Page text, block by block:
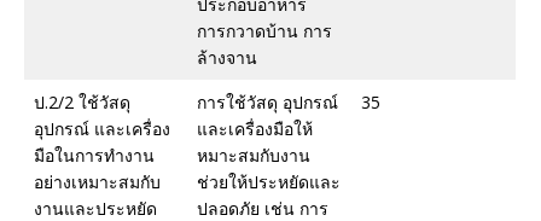
การกวาดบ้าน การ
ล้างจาน
ป.2/2 ใช้วัสดุ
อุปกรณ์ และเครื่อง
มือในการทำงาน
อย่างเหมาะสมกับ
งานและประหยัด
การใช้วัสดุ อุปกรณ์
และเครื่องมือให้
หมาะสมกับงาน
ช่วยให้ประหยัดและ
ปลอดภัย เช่น การ
35